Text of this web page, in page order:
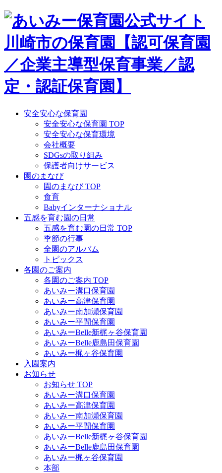
Skip
content
安全安心な保育園
安全安心な保育園 TOP
安全安心な保育環境
会社概要
SDGsの取り組み
保護者向けサービス
園のまなび
園のまなび TOP
食育
Babyインターナショナル
五感を育む園の日常
五感を育む園の日常 TOP
季節の行事
全園のアルバム
トピックス
各園のご案内
各園のご案内 TOP
あいみー溝口保育園
あいみー高津保育園
あいみー南加瀬保育園
あいみー平間保育園
あいみーBelle新梶ヶ谷保育園
あいみーBelle鹿島田保育園
あいみー梶ヶ谷保育園
入園案内
お知らせ
お知らせ TOP
あいみー溝口保育園
あいみー高津保育園
あいみー南加瀬保育園
あいみー平間保育園
あいみーBelle新梶ヶ谷保育園
あいみーBelle鹿島田保育園
あいみー梶ヶ谷保育園
本部